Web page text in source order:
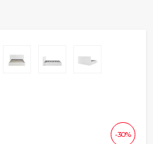
-30%